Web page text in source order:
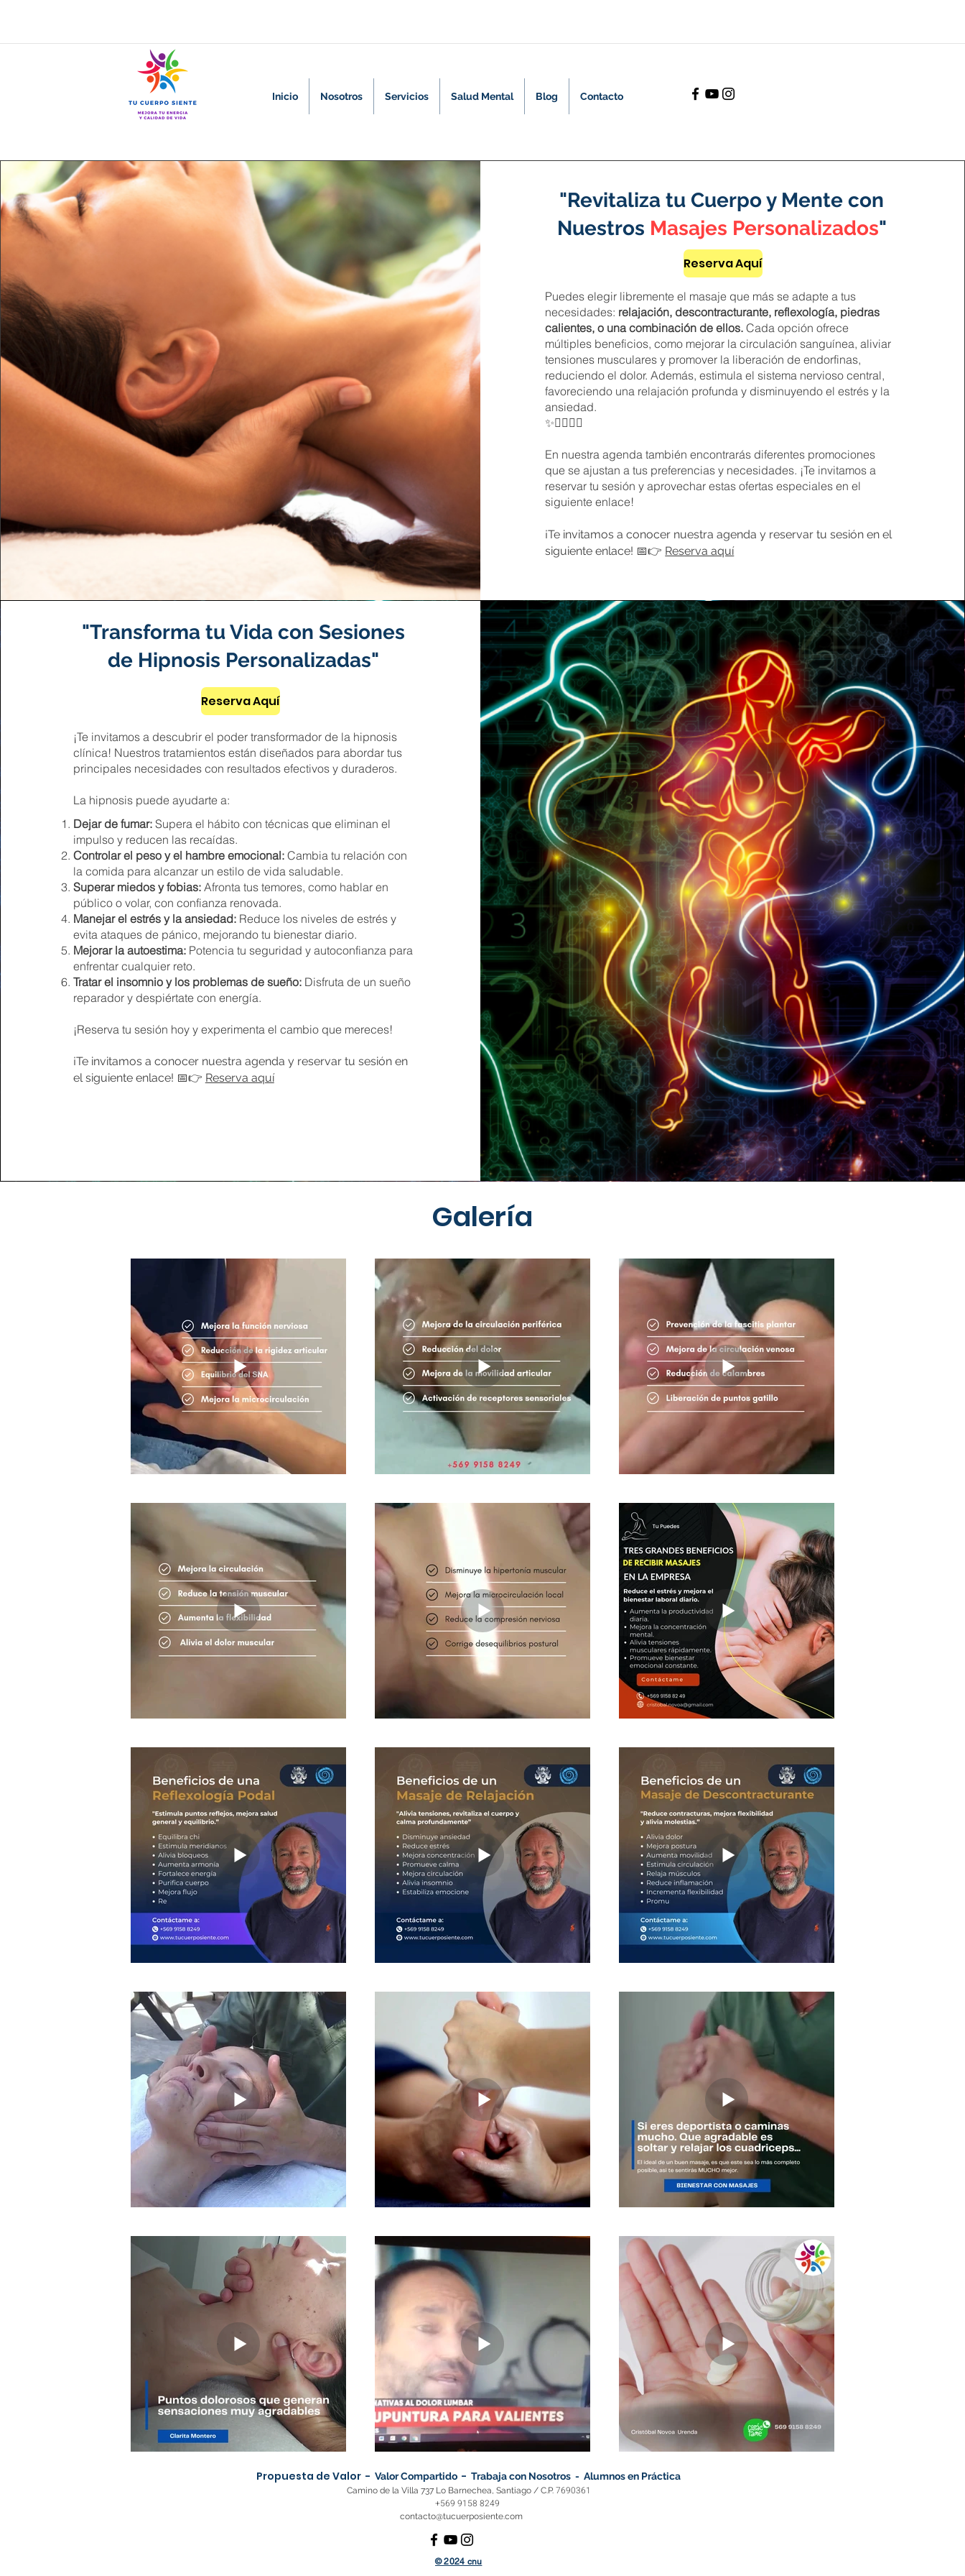
Inicio Nosotros Servicios Salud Mental Blog Contacto
"Revitaliza tu Cuerpo y Mente con
Nuestros Masajes Personalizados"
Reserva Aquí
Puedes elegir libremente el masaje que más se adapte a tus
necesidades: relajación, descontracturante, reflexología, piedras
calientes, o una combinación de ellos. Cada opción ofrece
múltiples beneficios, como mejorar la circulación sanguínea, aliviar
tensiones musculares y promover la liberación de endorfinas,
reduciendo el dolor. Además, estimula el sistema nervioso central,
favoreciendo una relajación profunda y disminuyendo el estrés y la
ansiedad.
✨💆‍♀️🧘‍♂️
En nuestra agenda también encontrarás diferentes promociones
que se ajustan a tus preferencias y necesidades. ¡Te invitamos a
reservar tu sesión y aprovechar estas ofertas especiales en el
siguiente enlace!
¡Te invitamos a conocer nuestra agenda y reservar tu sesión en el
siguiente enlace! 📅👉 Reserva aquí
"Transforma tu Vida con Sesiones
de Hipnosis Personalizadas"
Reserva Aquí
¡Te invitamos a descubrir el poder transformador de la hipnosis
clínica! Nuestros tratamientos están diseñados para abordar tus
principales necesidades con resultados efectivos y duraderos.
La hipnosis puede ayudarte a:
Dejar de fumar:Supera el hábito con técnicas que eliminan el
impulso y reducen las recaídas.
Controlar el peso y el hambre emocional:Cambia tu relación con
la comida para alcanzar un estilo de vida saludable.
Superar miedos y fobias:Afronta tus temores, como hablar en
público o volar, con confianza renovada.
Manejar el estrés y la ansiedad:Reduce los niveles de estrés y
evita ataques de pánico, mejorando tu bienestar diario.
Mejorar la autoestima:Potencia tu seguridad y autoconfianza para
enfrentar cualquier reto.
Tratar el insomnio y los problemas de sueño:Disfruta de un sueño
reparador y despiértate con energía.
¡Reserva tu sesión hoy y experimenta el cambio que mereces!
¡Te invitamos a conocer nuestra agenda y reservar tu sesión en
el siguiente enlace! 📅👉 Reserva aquí
Galería
Propuesta de Valor - Valor Compartido​ - Trabaja con Nosotros - Alumnos en Práctica
+569 9158 8249
contacto@tucuerposiente.com
Camino de la Villa 737 Lo Barnechea, Santiago / C.P. 7690361
© 2024 cnu